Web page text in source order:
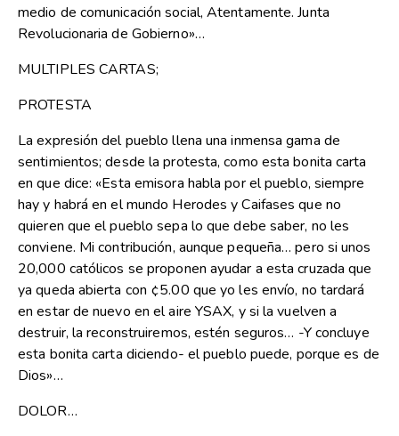
medio de comunicación social, Atentamente. Junta
Revolucionaria de Gobierno»…
MULTIPLES CARTAS;
PROTESTA
La expresión del pueblo llena una inmensa gama de
sentimientos; desde la protesta, como esta bonita carta
en que dice: «Esta emisora habla por el pueblo, siempre
hay y habrá en el mundo Herodes y Caifases que no
quieren que el pueblo sepa lo que debe saber, no les
conviene. Mi contribución, aunque pequeña… pero si unos
20,000 católicos se proponen ayudar a esta cruzada que
ya queda abierta con ¢5.00 que yo les envío, no tardará
en estar de nuevo en el aire YSAX, y si la vuelven a
destruir, la reconstruiremos, estén seguros… -Y concluye
esta bonita carta diciendo- el pueblo puede, porque es de
Dios»…
DOLOR…